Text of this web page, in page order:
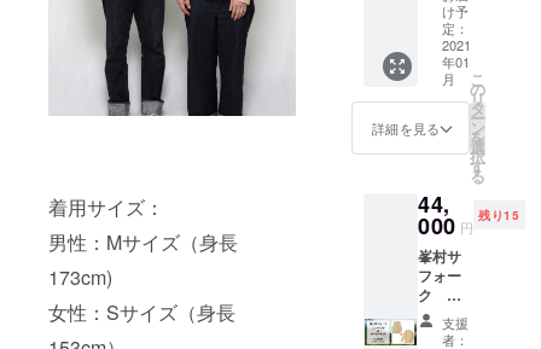
着用サイズ：
男性：Mサイズ（身長
173cm)
女性：Sサイズ（身長
行って
いない
為、取
りきれ
ない植
物の種
やカケ
す。 ●
峯村サ
フォー
クニッ
トベス
ト 寸
法 Sサ
イズ 着
ス）
セー
ターの
色とサ
イズを
お選び
頂けま
す。
色：サ
ク生成
り・サ
フォー
クブ
ラック
サイ
ズ：S・
M・L ※
け予
定：
2021
年01
月
詳細を見る
こ
の
リ
タ
ー
ン
を
選
択
す
る
44,
000 円
残り15
峯村サ
フォー
ク
ニット
ベスト
支援
者：